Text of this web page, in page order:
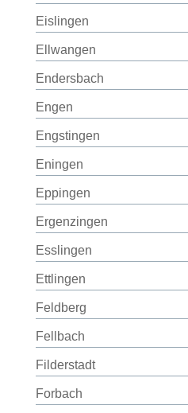
Eislingen
Ellwangen
Endersbach
Engen
Engstingen
Eningen
Eppingen
Ergenzingen
Esslingen
Ettlingen
Feldberg
Fellbach
Filderstadt
Forbach